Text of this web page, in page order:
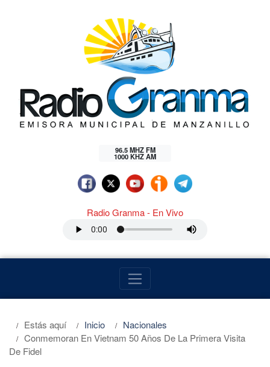
96.5 MHZ FM
1000 KHZ AM
Radio Granma - En Vivo
Estás aquí Inicio
Nacionales
Conmemoran En Vietnam 50 Años De La Primera Visita
De Fidel